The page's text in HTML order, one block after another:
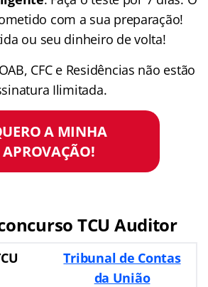
com a sua preparação!
ou seu dinheiro de volta!
CFC e Residências não estão
Ilimitada.
A MINHA
APROVAÇÃO!
TCU Auditor
Tribunal de Contas
da União